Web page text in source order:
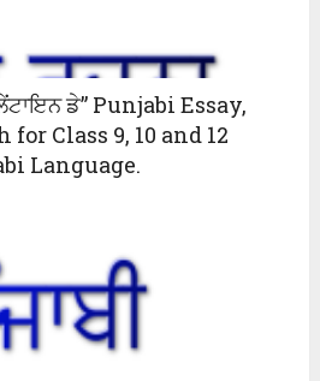
ਡੇ” Punjabi Essay,
for Class 9, 10 and 12
Language.